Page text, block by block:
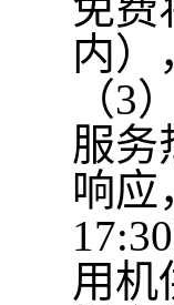
内）
（3
服务
响应
用机